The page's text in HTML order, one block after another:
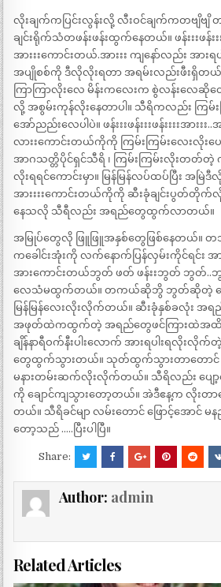
လိုးချက်ကပြင်းလွန်းလို့ လီးဝင်ချက်ကတဗျိဗျိ
ချင်းရိုက်သံတဖန်းဖန်းထွက်နေတယ်။ ဖန်းးးဖန်းးး
အားးးကောင်းတယ်.အားးး ကျနော်လည်း အ
အပျိုစစ်ကို ဒီလိုလိုးရတာ အရမ်းလည်းဖီးရှိတယ်။
ကြာကြာလိုးလေ မိန်းကလေးက စွဲလန်းလေဆိုတ
လို့ အစွမ်းကုန်လိုးနေတာပါ။ သီရိကလည်း ကြမ်
အော်ညည်းလေပါပဲ။ ဖန်းးးဖန်းးးဖန်းးးးအားး
လားးကောင်းတယ်ကိုကို ကြမ်းကြမ်းလေးလိုး
အာဂသတ္တိပိုင်ရှင်သီရိ ၊ ကြမ်းကြမ်းလိုးတတ်တဲ့
လိုးရရင်ကောင်းမှာ။ မြန်မြန်လပ်ထပ်ပြီး အမ
အားးးးကောင်းတယ်ကိုကို ဆီးခုံချင်းပွတ်တိုက်
နေသလို သီရီလည်း အရည်တွေထွက်လာတယ်။
အမြုပ်တွေလို ဖြူဖြူအနှစ်တွေဖြစ်နေတယ်။
ကခေါင်းအုံးကို လက်နောက်ပြန်လှမ်းကိုင်ရင်း အားးး
အားကောင်းတယ်ဘွတ် ဖတ် ဖန်းးဘွတ် ဘွတ်
လေသံမထွက်တယ်။ တကယ်ဆိုဘွိ ဘွတ်ဆိုတဲ့ လ
မြန်မြန်လေးလိုးလိုက်တယ်။ ဆီးခုံနှစ်ခလုံး အရ
အဖုတ်ထဲကထွက်တဲ့ အရည်တွေဖင်ကြားထဲအထိ စီ
ချိန်နာရီဝက်နီးပါးလောက် အားရပါးရလိုးလို
တွေထွက်သွားတယ်။ သုတ်ထွက်သွားတာတောင်
မနားတမ်းဆက်လိုးလိုက်တယ်။ သီရိလည်း ပျော့ခွ
ကို ချောင်ကျသွားတော့တယ်။ အဲဒီဧန့က လိုးတာ
တယ်။ သီရိခင်မျာ လမ်းတောင် ဖြောင့်အောင် မ
တော့သည် …..ပြီးပါပြီ။
Share:
Author: admin
Related Articles